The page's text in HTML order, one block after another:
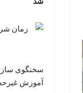
سخنگوی
آموزش